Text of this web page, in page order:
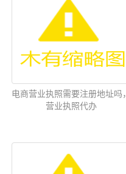
电商营业执照需要注册地址吗，
营业执照代办